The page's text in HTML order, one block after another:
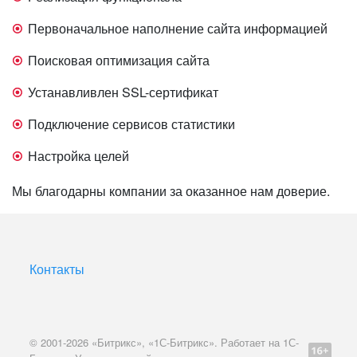
Первоначальное наполнение сайта информацией
Поисковая оптимизация сайта
Устанавливлен SSL-сертификат
Подключение сервисов статистики
Настройка целей
Мы благодарны компании за оказанное нам доверие.
Контакты
© 2001-2026 «Битрикс», «1С-Битрикс». Работает на 1С-